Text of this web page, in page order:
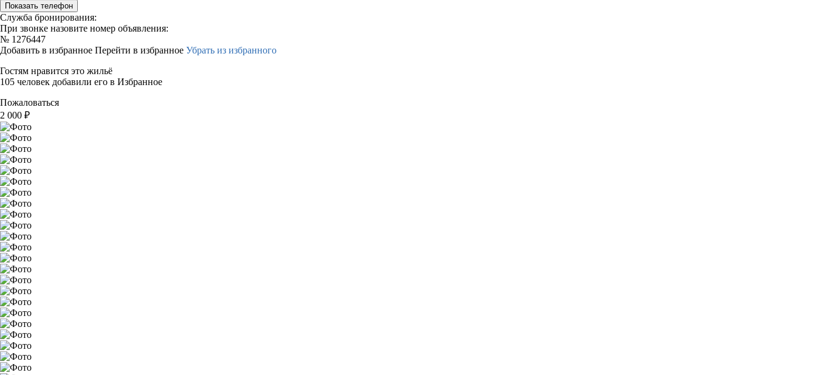
Показать телефон
Служба бронирования:
При звонке назовите номер объявления:
№ 1276447
Добавить в избранное Перейти в избранное Убрать из избранного
Гостям нравится это жильё
105 человек добавили его в Избранное
Пожаловаться
2 000 ₽